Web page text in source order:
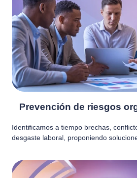
Prevención de riesgos
Identificamos a tiempo brechas,
desgaste laboral, proponiendo